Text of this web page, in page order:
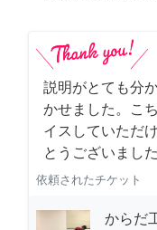
説明がとても分
かせました。こ
イスしていただ
とうございました
依頼されたチケット
からだ